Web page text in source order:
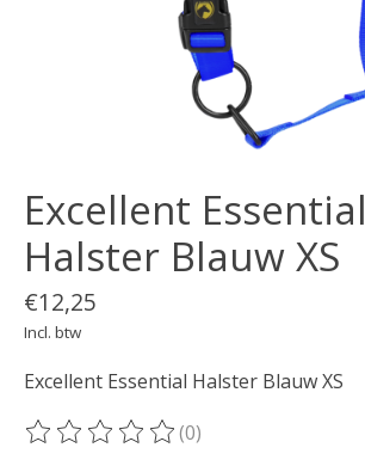
Excellent Essential
Halster Blauw XS
€12,25
Incl. btw
Excellent Essential Halster Blauw XS
De beoordeling van dit product is
(0)